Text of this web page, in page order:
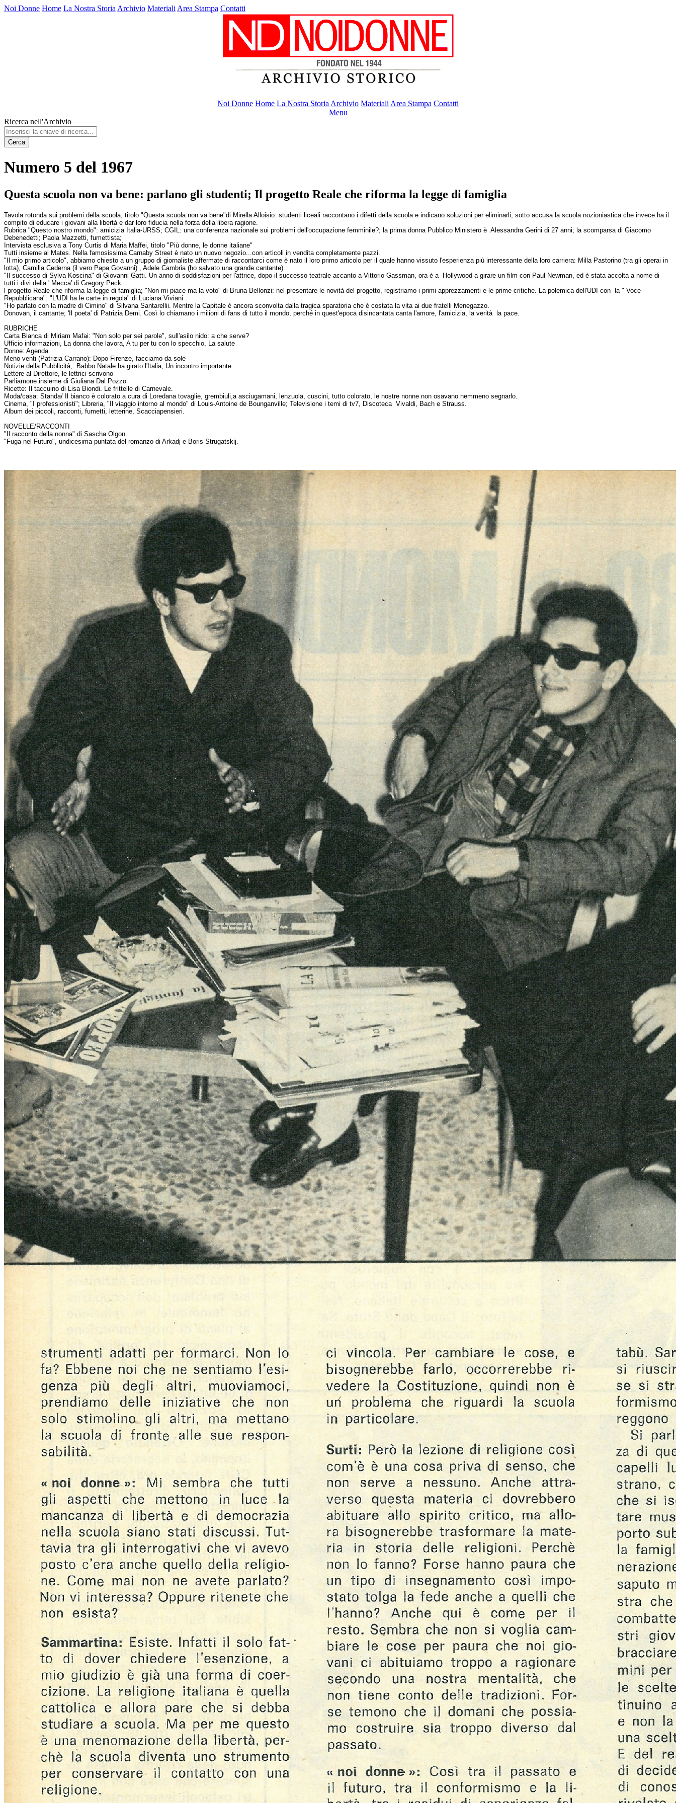
Noi Donne Home La Nostra Storia Archivio Materiali Area Stampa Contatti
Noi Donne Home La Nostra Storia Archivio Materiali Area Stampa Contatti
Menu
Ricerca nell'Archivio
Cerca
Numero 5 del 1967
Questa scuola non va bene: parlano gli studenti; Il progetto Reale che riforma la legge di famiglia
Tavola rotonda sui problemi della scuola, titolo "Questa scuola non va bene"di Mirella Alloisio: studenti liceali raccontano i difetti della scuola e indicano soluzioni per eliminarli, sotto accusa la scuola nozioniastica che invece ha il
compito di educare i giovani alla libertà e dar loro fiducia nella forza della libera ragione.
Rubrica "Questo nostro mondo": amicizia Italia-URSS; CGIL: una conferenza nazionale sui problemi dell'occupazione femminile?; la prima donna Pubblico Ministero è Alessandra Gerini di 27 anni; la scomparsa di Giacomo
Debenedetti; Paola Mazzetti, fumettista;
Intervista esclusiva a Tony Curtis di Maria Maffei, titolo "Più donne, le donne italiane"
Tutti insieme al Mates. Nella famosissima Carnaby Street è nato un nuovo negozio...con articoli in vendita completamente pazzi.
"Il mio primo articolo", abbiamo chiesto a un gruppo di giornaliste affermate di raccontarci come è nato il loro primo articolo per il quale hanno vissuto l'esperienza più interessante della loro carriera: Milla Pastorino (tra gli operai in
lotta), Camilla Cederna (il vero Papa Govanni) , Adele Cambria (ho salvato una grande cantante).
"Il successo di Sylva Koscina" di Giovanni Gatti. Un anno di soddisfazioni per l'attrice, dopo il successo teatrale accanto a Vittorio Gassman, ora è a Hollywood a girare un film con Paul Newman, ed è stata accolta a nome di
tutti i divi della ' Mecca' di Gregory Peck.
l progetto Reale che riforma la legge di famiglia; "Non mi piace ma la voto" di Bruna Bellonzi: nel presentare le novità del progetto, registriamo i primi apprezzamenti e le prime critiche. La polemica dell'UDI con la " Voce
Repubblicana": "L'UDI ha le carte in regola" di Luciana Viviani.
"Ho parlato con la madre di Cimino" di Silvana Santarellii. Mentre la Capitale è ancora sconvolta dalla tragica sparatoria che è costata la vita ai due fratelli Menegazzo.
Donovan, il cantante; 'Il poeta' di Patrizia Demi. Così lo chiamano i milioni di fans di tutto il mondo, perché in quest'epoca disincantata canta l'amore, l'amicizia, la verità la pace.
RUBRICHE
Carta Bianca di Miriam Mafai: "Non solo per sei parole", sull'asilo nido: a che serve?
Ufficio informazioni, La donna che lavora, A tu per tu con lo specchio, La salute
Donne: Agenda
Meno venti (Patrizia Carrano): Dopo Firenze, facciamo da sole
Notizie della Pubblicità, Babbo Natale ha girato l'Italia, Un incontro importante
Lettere al Direttore, le lettrici scrivono
Parliamone insieme di Giuliana Dal Pozzo
Ricette: Il taccuino di Lisa Biondi. Le frittelle di Carnevale.
Moda/casa: Standa/ Il bianco è colorato a cura di Loredana tovaglie, grembiuli,a asciugamani, lenzuola, cuscini, tutto colorato, le nostre nonne non osavano nemmeno segnarlo.
Cinema, "I professionisti"; Libreria, "Il viaggio intorno al mondo" di Louis-Antoine de Bounganville; Televisione i temi di tv7, Discoteca Vivaldi, Bach e Strauss.
Album dei piccoli, racconti, fumetti, letterine, Scacciapensieri.
NOVELLE/RACCONTI
"Il racconto della nonna" di Sascha Olgon
"Fuga nel Futuro", undicesima puntata del romanzo di Arkadj e Boris Strugatskij.